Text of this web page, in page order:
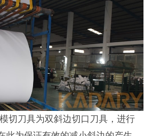
切刀具为双斜边切口刀具，进行